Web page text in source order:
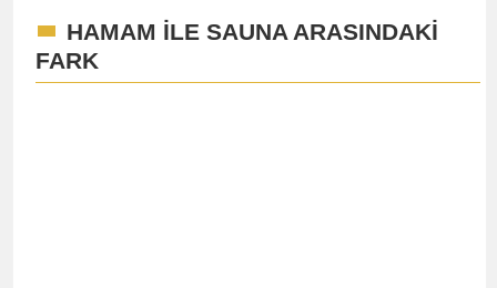
HAMAM İLE SAUNA ARASINDAKİ
FARK